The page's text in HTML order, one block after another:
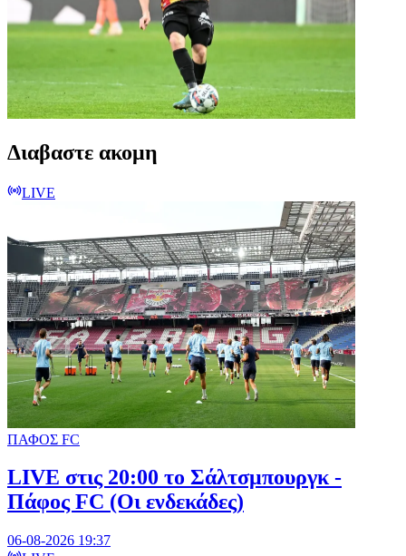
Διαβαστε ακομη
LIVE
ΠΑΦΟΣ FC
LIVE στις 20:00 το Σάλτσμπουργκ -
Πάφος FC (Οι ενδεκάδες)
06-08-2026 19:37